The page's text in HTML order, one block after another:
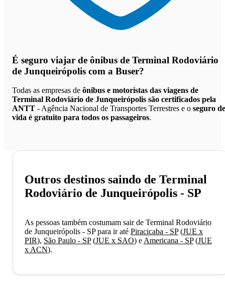
É seguro viajar de ônibus de Terminal Rodoviário
de Junqueirópolis com a Buser?
Todas as empresas de ônibus e motoristas das viagens de
Terminal Rodoviário de Junqueirópolis são certificados pela
ANTT - Agência Nacional de Transportes Terrestres e o seguro de
vida é gratuito para todos os passageiros.
Outros destinos saindo de Terminal
Rodoviário de Junqueirópolis - SP
As pessoas também costumam sair de Terminal Rodoviário
de Junqueirópolis - SP para ir até Piracicaba - SP(JUE x
PIR), São Paulo - SP(JUE x SAO) e Americana - SP(JUE
x ACN).